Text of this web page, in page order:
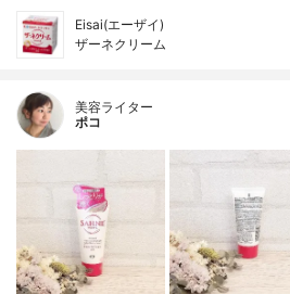
Eisai(エーザイ)
ザーネクリーム
美容ライター
ポコ